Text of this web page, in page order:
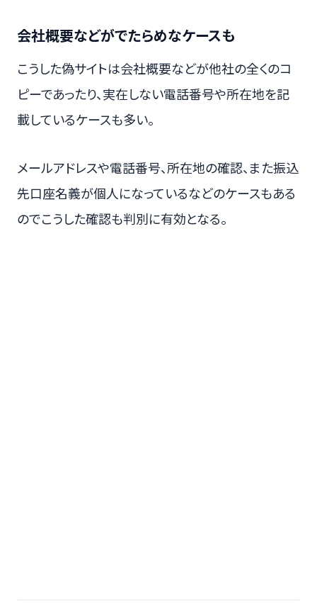
会社概要などがでたらめなケースも
こうした偽サイトは会社概要などが他社の全くのコ
ピーであったり、実在しない電話番号や所在地を記
載しているケースも多い。
メールアドレスや電話番号、所在地の確認、また振込
先口座名義が個人になっているなどのケースもある
のでこうした確認も判別に有効となる。